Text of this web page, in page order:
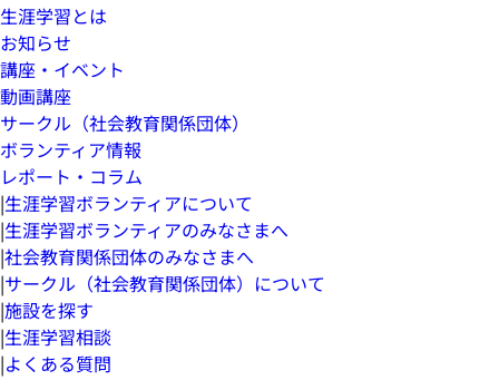
生涯学習とは
お知らせ
講座・イベント
動画講座
サークル（社会教育関係団体）
ボランティア情報
レポート・コラム
|生涯学習ボランティアについて
|生涯学習ボランティアのみなさまへ
|社会教育関係団体のみなさまへ
|サークル（社会教育関係団体）について
|施設を探す
|生涯学習相談
|よくある質問